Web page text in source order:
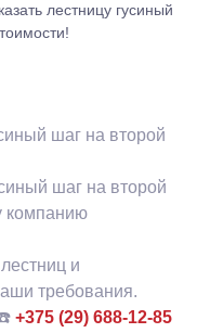
лестницу гусиный
шаг на второй
шаг на второй
компанию
и
требования.
+375 (29) 688-12-85